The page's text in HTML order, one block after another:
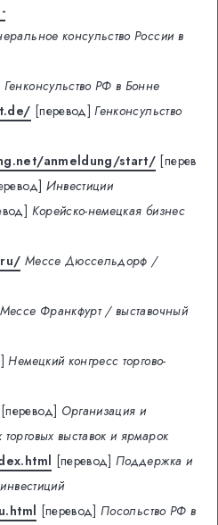
консульство России в
Генконсульство РФ в Бонне
[перевод] Генконсульство
anmeldung/start/ [перев
Инвестиции
Корейско-немецкая бизнес
Мессе Дюссельдорф /
Мессе Франкфурт / выставочный
Немецкий конгресс торгово-
[перевод] Организация и
выставок и ярмарок
[перевод] Поддержка и
[перевод] Посольство РФ в